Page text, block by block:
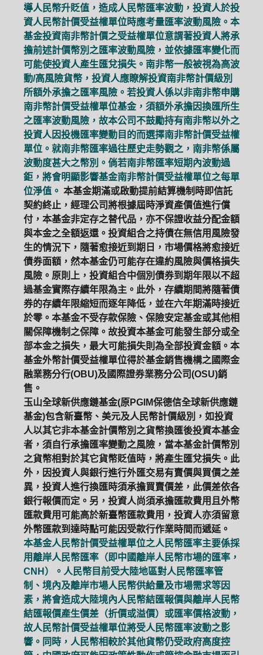
導人民幣升貶值，造成人民幣匯率波動，投資人於投
資人民幣計價受益權單位時應考量匯率波動風險。本
基金投資南非幣計價之受益權單位意謂著投資人將承
擔前述計價幣別之匯率波動風險，並依據匯率變化而
可能使投資人產生匯兌損失。南非幣一般被視為高波
動/高風險貨幣，投資人應瞭解投資南非幣計價級別
所額外承擔之匯率風險。若投資人係以非南非幣申購
南非幣計價受益權單位基金，須額外承擔因換匯所生
之匯率波動風險，故本公司不鼓勵持有南非幣以外之
投資人因投機匯率變動目的而選擇南非幣計價受益權
單位。就南非幣匯率過往歷史走勢觀之，南非幣係屬
波動度甚大之幣別。倘若南非幣匯率短期內波動過
鉅，將會明顯影響基金南非幣計價受益權單位之每單
位淨值。 本基金期滿或啟動提前結算機制時即信託
契約終止，經理公司將根據屆時淨資產價值進行償
付，本基金非定存之替代品，亦不保證收益分配金額
與本金之全額返還。投資組合之持債在無信用風險發
生的情況下，隨著愈接近到期日，市場價格將愈接近
債券面額，然本基金仍可能存在違約風險與價格損失
風險。原則上，投資組合中個別債券到期年限以不超
過基金實際存續年限為主。此外，存續期間將隨著債
券的存續年限縮短而逐年降低，並在六年期滿時接近
於零。本基金不受存款保險、保險安定基金或其他相
關保障機制之保障。故投資本基金可能發生部分或全
部本金之損失，最大可能損失則為全部投資金額。本
基金外幣計價受益權單位得於基金銷售機構之國際金
融業務分行(OBU)及國際證券業務分公司(OSU)銷
售。
玉山全球新供應鏈基金(原PGIM保德信全球新供應鏈
基金)包含新臺幣、美元及人民幣計價級別，如投資
人以其它非本基金計價幣別之貨幣換匯後投資本基金
者，須自行承擔匯率變動之風險，當本基金計價幣別
之貨幣相對於其它貨幣貶值時，將產生匯兌損失。此
外，因投資人與銀行進行外匯交易有賣價與買價之差
異，投資人進行換匯時須承擔買賣價差，此價差依各
銀行報價而定。另，投資人尚須承擔匯款費用且外幣
匯款費用可能高於新臺幣匯款費用，投資人亦須留意
外幣匯款到達時點可能因受款行作業時間而遞延。
本基金人民幣計價受益權單位之人民幣匯率主要係採
用離岸人民幣匯率（即中國離岸人民幣市場的匯率，
CNH）。人民幣目前受大陸地區對人民幣匯率管
制、境內及離岸市場人民幣供給量及市場需求等因
素，將會造成大陸境內人民幣結匯報價與離岸人民幣
結匯報價產生價差（折價或溢價）或匯率價格波動，
故人民幣計價受益權單位將受人民幣匯率波動之影
響。同時，人民幣相較於其他貨幣仍受政府高度控